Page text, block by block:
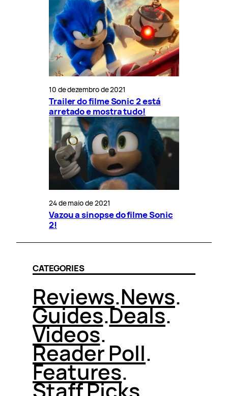
10 de dezembro de 2021
Trailer do filme Sonic 2 está
arretado e mostra tudo!
24 de maio de 2021
Vazou a sinopse do filme Sonic
2!
CATEGORIES
Reviews.News.
Guides.Deals.
Videos.
Reader Poll.
Features.